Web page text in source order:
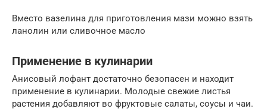
Вместо вазелина для приготовления мази можно взять
ланолин или сливочное масло
Применение в кулинарии
Анисовый лофант достаточно безопасен и находит
применение в кулинарии. Молодые свежие листья
растения добавляют во фруктовые салаты, соусы и чаи.